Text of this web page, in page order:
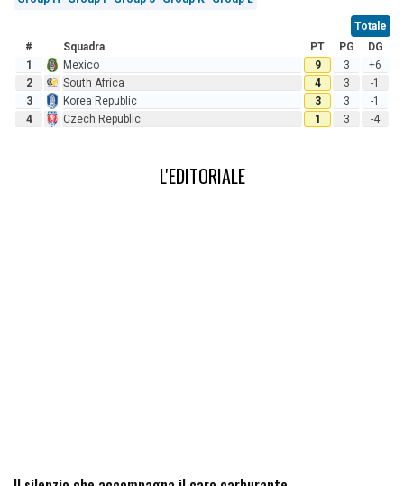
Totale
#
Squadra PT PG
DG
1
Mexico 9 3
+6
2
South Africa 4 3
-1
3
Korea Republic 3 3
-1
4
Czech Republic 1 3 -4
L'EDITORIALE